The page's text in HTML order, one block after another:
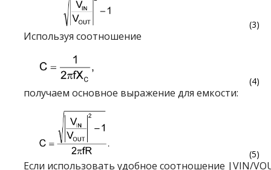
(3)
Используя соотношение
(4)
получаем основное выражение для емкости:
(5)
Если использовать удобное соотношение |VIN/V